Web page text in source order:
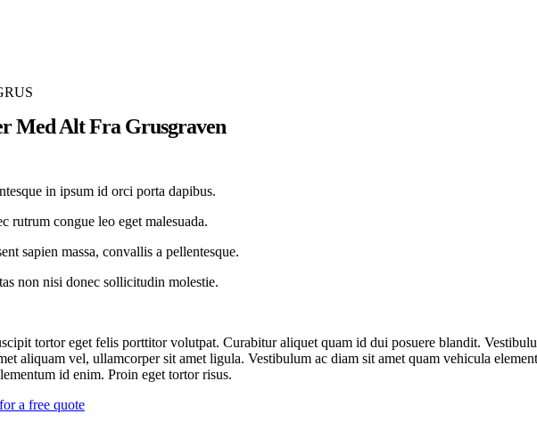
Med Alt Fra Grusgraven
in ipsum id orci porta dapibus.
rutrum congue leo eget malesuada.
sapien massa, convallis a pellentesque.
non nisi donec sollicitudin molestie.
tortor eget felis porttitor volutpat. Curabitur aliquet quam id dui posuere blandit.
aliquam vel, ullamcorper sit amet ligula. Vestibulum ac diam sit amet quam vehicula
id enim. Proin eget tortor risus.
a free quote